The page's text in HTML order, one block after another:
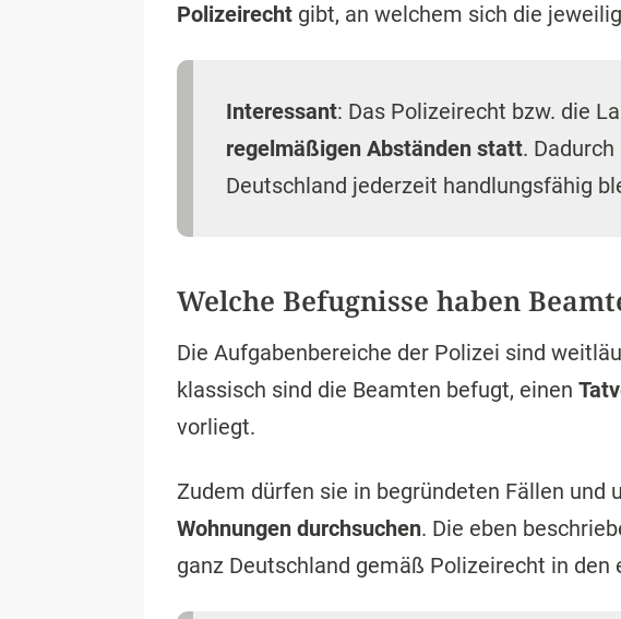
Polizeirecht gibt, an welchem sich die
Interessant: Das Polizeirecht bzw. die
regelmäßigen Abständen statt.
Deutschland jederzeit handlungsfähig
Welche Befugnisse haben
Die Aufgabenbereiche der Polizei sind
klassisch sind die Beamten befugt, einen
vorliegt.
Zudem dürfen sie in begründeten Fällen
Wohnungen durchsuchen. Die eben
ganz Deutschland gemäß Polizeirecht in den